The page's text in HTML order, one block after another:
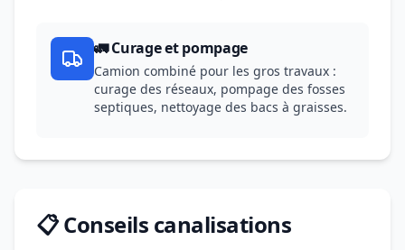
🚛 Curage et pompage
Camion combiné pour les gros travaux :
curage des réseaux, pompage des fosses
septiques, nettoyage des bacs à graisses.
📋 Conseils canalisations